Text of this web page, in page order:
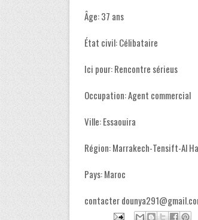
Âge: 37 ans
État civil: Célibataire
Ici pour: Rencontre sérieus
Occupation: Agent commercial
Ville: Essaouira
Région: Marrakech-Tensift-Al
Pays: Maroc
contacter